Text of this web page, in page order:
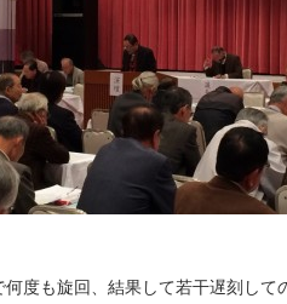
度も旋回、結果して若干遅刻して